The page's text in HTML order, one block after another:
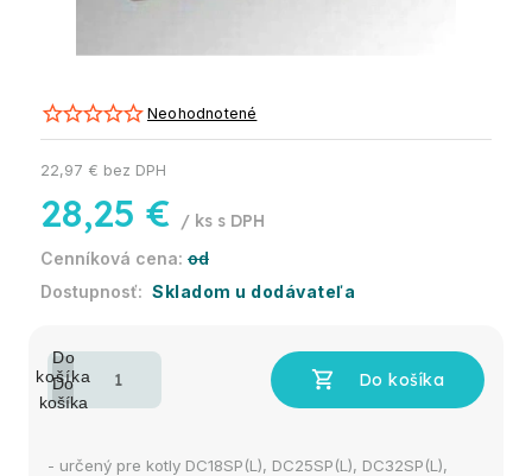
Neohodnotené
od
28,25 € / ks
22,97 € bez DPH
Skladom u dodávateľa
- určený pre kotly DC18SP(L), DC25SP(L), DC32SP(L),